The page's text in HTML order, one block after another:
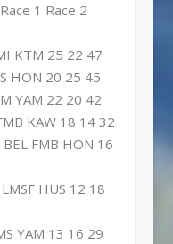
1 Race 2
KTM 25 22 47
HON 20 25 45
YAM 22 20 42
KAW 18 14 32
FMB HON 16
HUS 12 18
YAM 13 16 29